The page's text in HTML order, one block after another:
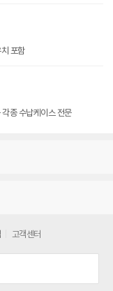
포함
종 수납케이스 전문
고객센터